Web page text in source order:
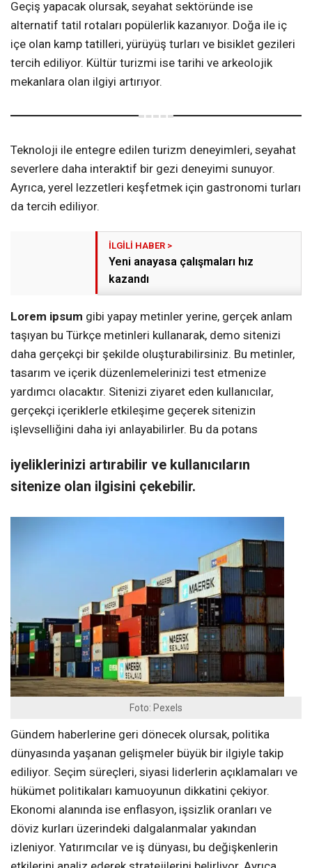
Geçiş yapacak olursak, seyahat sektöründe ise
alternatif tatil rotaları popülerlik kazanıyor. Doğa ile iç
içe olan kamp tatilleri, yürüyüş turları ve bisiklet gezileri
tercih ediliyor. Kültür turizmi ise tarihi ve arkeolojik
mekanlara olan ilgiyi artırıyor.
Teknoloji ile entegre edilen turizm deneyimleri, seyahat
severlere daha interaktif bir gezi deneyimi sunuyor.
Ayrıca, yerel lezzetleri keşfetmek için gastronomi turları
da tercih ediliyor.
Yeni anayasa çalışmaları hız
kazandı
Lorem ipsum gibi yapay metinler yerine, gerçek anlam
taşıyan bu Türkçe metinleri kullanarak, demo sitenizi
daha gerçekçi bir şekilde oluşturabilirsiniz. Bu metinler,
tasarım ve içerik düzenlemelerinizi test etmenize
yardımcı olacaktır. Sitenizi ziyaret eden kullanıcılar,
gerçekçi içeriklerle etkileşime geçerek sitenizin
işlevselliğini daha iyi anlayabilirler. Bu da potans
iyeliklerinizi artırabilir ve kullanıcıların
sitenize olan ilgisini çekebilir.
Foto: Pexels
Gündem haberlerine geri dönecek olursak, politika
dünyasında yaşanan gelişmeler büyük bir ilgiyle takip
ediliyor. Seçim süreçleri, siyasi liderlerin açıklamaları ve
hükümet politikaları kamuoyunun dikkatini çekiyor.
Ekonomi alanında ise enflasyon, işsizlik oranları ve
döviz kurları üzerindeki dalgalanmalar yakından
izleniyor. Yatırımcılar ve iş dünyası, bu değişkenlerin